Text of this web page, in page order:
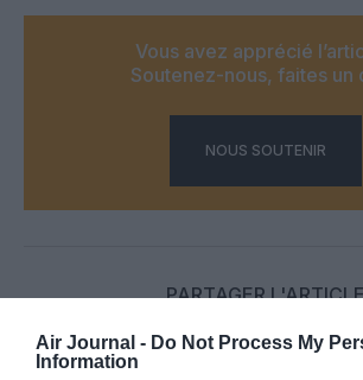
Air Journal - Do Not Process My
Information
Vous avez apprécié
Soutenez-nous, faites un
NOUS SOUTENIR
PARTAGER